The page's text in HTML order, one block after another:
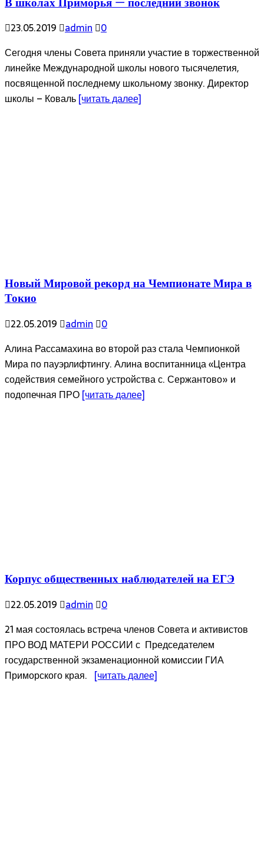
23.05.2019 admin 0
Сегодня члены Совета приняли участие в торжественной
линейке Международной школы нового тысячелетия,
посвященной последнему школьному звонку. Директор
школы – Коваль[читать далее]
Новый Мировой рекорд на Чемпионате Мира в
Токио
22.05.2019 admin
0
Алина Рассамахина во второй раз стала Чемпионкой
Мира по пауэрлифтингу. Алина воспитанница «Центра
содействия семейного устройства с. Сержантово» и
подопечная ПРО[читать далее]
Корпус общественных наблюдателей на ЕГЭ
22.05.2019 admin
0
21 мая состоялась встреча членов Совета и активистов
ПРО ВОД МАТЕРИ РОССИИ с Председателем
государственной экзаменационной комиссии ГИА
Приморского края. [читать далее]